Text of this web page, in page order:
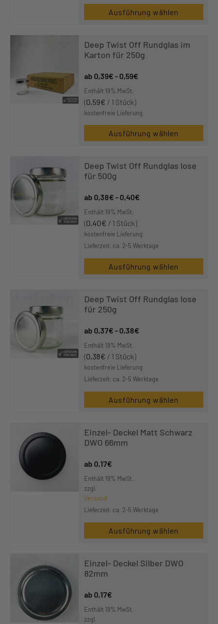
Ausführung wählen
weist
Varianten
auf.
Die
Optionen
können
gewählt
Deep Twist Off Rundglas im
Karton für 250g
0,39€ - 0,59€
Enthält 19% MwSt.
(0,59€ / 1 Stück)
kostenfreie Lieferung
Ausführung wählen
weist
Varianten
auf.
Die
Optionen
können
auf
werden
Deep Twist Off Rundglas lose
für 500g
0,38€ - 0,40€
Enthält 19% MwSt.
(0,40€ / 1 Stück)
kostenfreie Lieferung
Lieferzeit: ca. 2-5 Werktage
Ausführung wählen
weist
Varianten
auf.
Die
Optionen
können
auf
werden
Deep Twist Off Rundglas lose
für 250g
0,37€ - 0,38€
Enthält 19% MwSt.
(0,38€ / 1 Stück)
kostenfreie Lieferung
Lieferzeit: ca. 2-5 Werktage
Ausführung wählen
weist
Varianten
auf.
Die
Optionen
können
auf
gewählt
werden
Einzel- Deckel Matt Schwarz
DWO 66mm
0,17€
Enthält 19% MwSt.
zzgl.
Versand
Lieferzeit: ca. 2-5 Werktage
Ausführung wählen
Einzel- Deckel Silber DWO
82mm
0,17€
Enthält 19% MwSt.
zzgl.